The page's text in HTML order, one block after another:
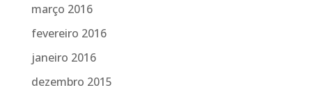
março 2016
fevereiro 2016
janeiro 2016
dezembro 2015